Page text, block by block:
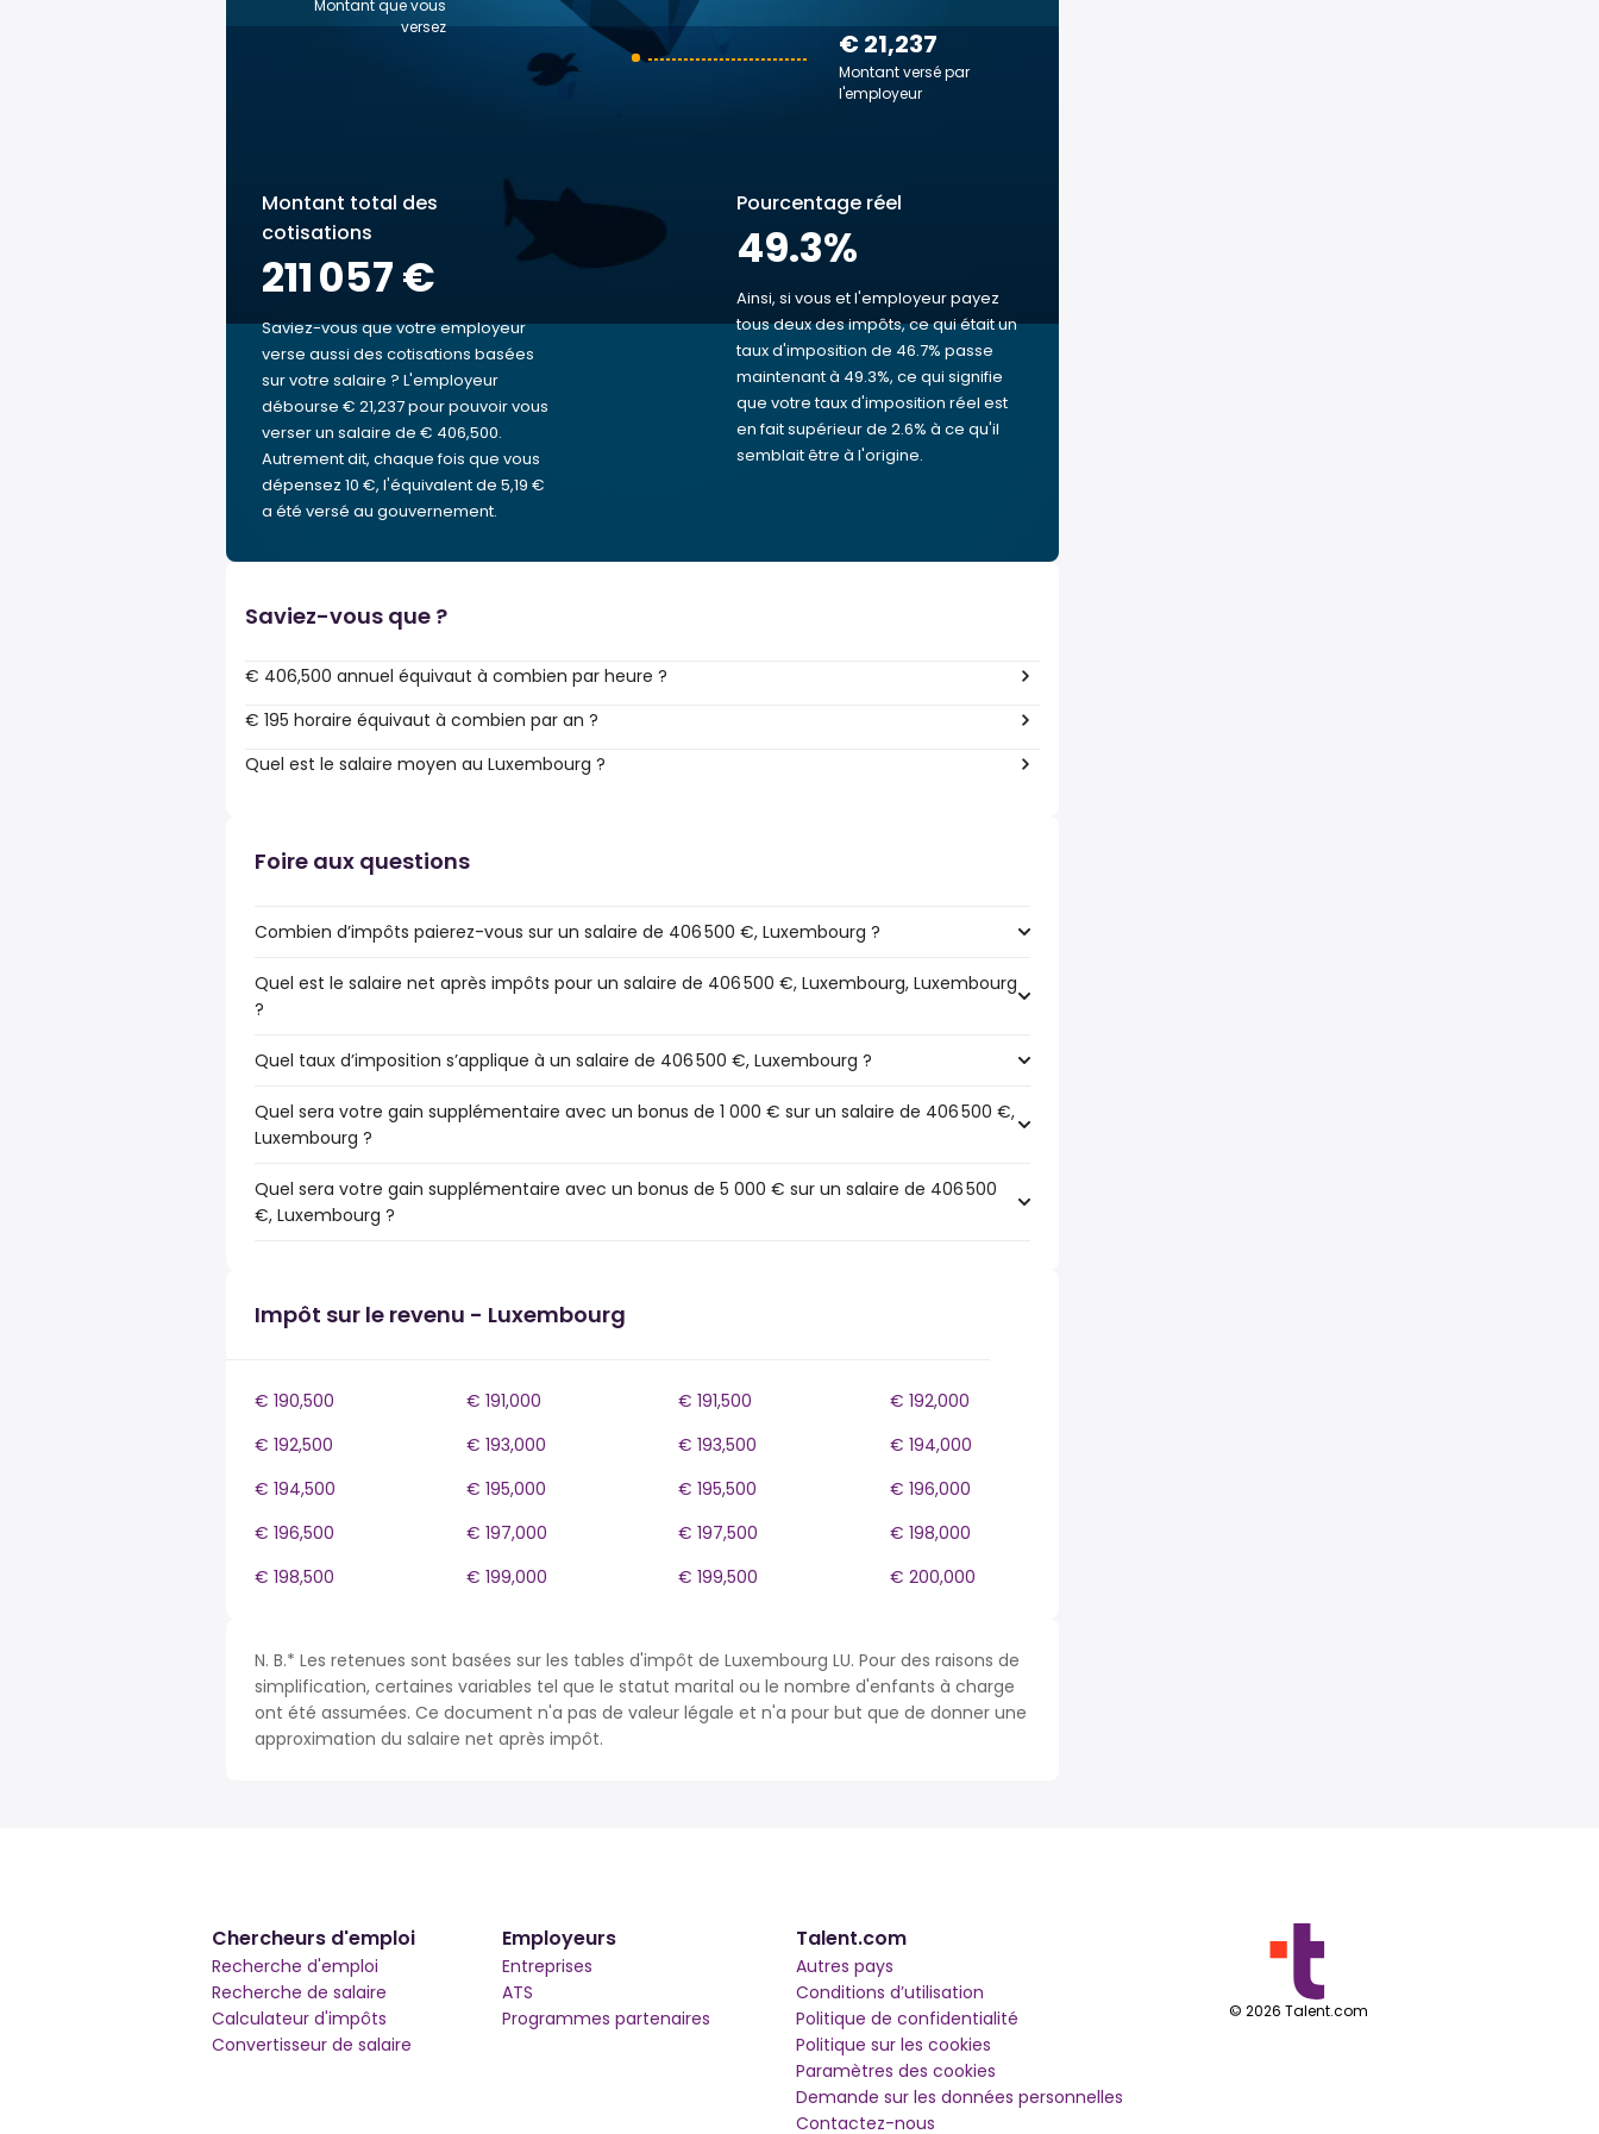
€ 21,237
Montant versé par
l'employeur
Montant que vous
versez
Montant total des
cotisations
211 057 €
Saviez-vous que votre employeur
verse aussi des cotisations basées
sur votre salaire ? L'employeur
débourse € 21,237 pour pouvoir vous
verser un salaire de € 406,500.
Autrement dit, chaque fois que vous
dépensez 10 €, l'équivalent de 5,19 €
a été versé au gouvernement.
Pourcentage réel
49.3%
Ainsi, si vous et l'employeur payez
tous deux des impôts, ce qui était un
taux d'imposition de 46.7% passe
maintenant à 49.3%, ce qui signifie
que votre taux d'imposition réel est
en fait supérieur de 2.6% à ce qu'il
semblait être à l'origine.
Saviez-vous que ?
€ 406,500 annuel équivaut à combien par heure ?
€ 195 horaire équivaut à combien par an ?
Quel est le salaire moyen au Luxembourg ?
Foire aux questions
Combien d’impôts paierez-vous sur un salaire de 406 500 €, Luxembourg ?
Quel est le salaire net après impôts pour un salaire de 406 500 €, Luxembourg, Luxembourg
?
Quel taux d’imposition s’applique à un salaire de 406 500 €, Luxembourg ?
Quel sera votre gain supplémentaire avec un bonus de 1 000 € sur un salaire de 406 500 €,
Luxembourg ?
Quel sera votre gain supplémentaire avec un bonus de 5 000 € sur un salaire de 406 500
€, Luxembourg ?
Impôt sur le revenu - Luxembourg
€ 190,500 € 191,000 € 191,500
€ 192,000
€ 192,500
€ 193,000 € 193,500
€ 194,000
€ 194,500
€ 195,000 € 195,500
€ 196,000
€ 196,500
€ 197,000 € 197,500
€ 198,000
€ 198,500
€ 199,000 € 199,500 € 200,000
N. B.* Les retenues sont basées sur les tables d'impôt de Luxembourg LU. Pour des raisons de
simplification, certaines variables tel que le statut marital ou le nombre d'enfants à charge
ont été assumées. Ce document n'a pas de valeur légale et n'a pour but que de donner une
approximation du salaire net après impôt.
Chercheurs d'emploi
Recherche d'emploi
Recherche de salaire
Calculateur d'impôts
Convertisseur de salaire
Employeurs
Entreprises
ATS
Programmes partenaires
Talent.com
Autres pays
Conditions d’utilisation
Politique de confidentialité
Politique sur les cookies
Paramètres des cookies
Demande sur les données personnelles
Contactez-nous
© 2026 Talent.com